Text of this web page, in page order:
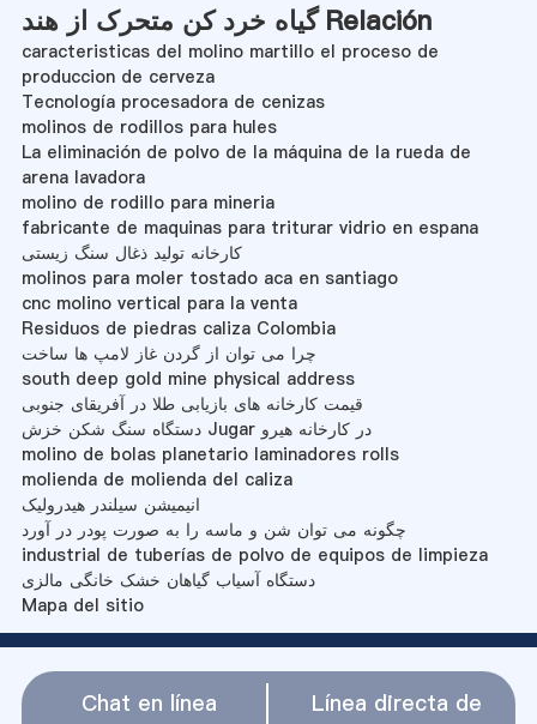
گیاه خرد کن متحرک از هند Relación
caracteristicas del molino martillo el proceso de
produccion de cerveza
Tecnología procesadora de cenizas
molinos de rodillos para hules
La eliminación de polvo de la máquina de la rueda de
arena lavadora
molino de rodillo para mineria
fabricante de maquinas para triturar vidrio en espana
کارخانه تولید ذغال سنگ زیستی
molinos para moler tostado aca en santiago
cnc molino vertical para la venta
Residuos de piedras caliza Colombia
چرا می توان از گردن غاز لامپ ها ساخت
south deep gold mine physical address
قیمت کارخانه های بازیابی طلا در آفریقای جنوبی
دستگاه سنگ شکن خزش Jugar در کارخانه هیرو
molino de bolas planetario laminadores rolls
molienda de molienda del caliza
انیمیشن سیلندر هیدرولیک
چگونه می توان شن و ماسه را به صورت پودر در آورد
industrial de tuberías de polvo de equipos de limpieza
دستگاه آسیاب گیاهان خشک خانگی مالزی
Mapa del sitio
Chat en línea Línea directa de